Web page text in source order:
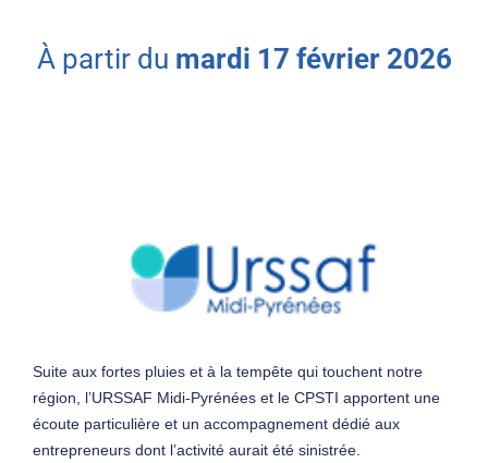
à partir du mardi 17 février 2026
Suite aux fortes pluies et à la tempête qui touchent notre
région, l’URSSAF Midi-Pyrénées et le CPSTI apportent une
écoute particulière et un accompagnement dédié aux
entrepreneurs dont l’activité aurait été sinistrée.